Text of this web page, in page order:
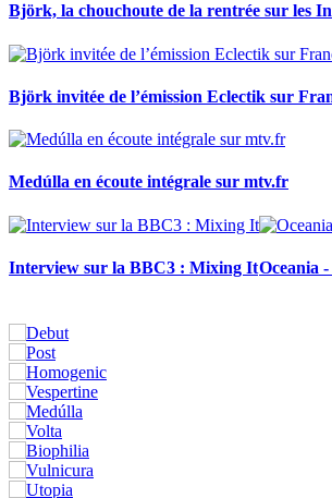
Björk, la chouchoute de la rentrée sur les
Björk invitée de l’émission Eclectik sur
Medúlla en écoute intégrale sur mtv.fr
Interview sur la BBC3 : Mixing ItOceania